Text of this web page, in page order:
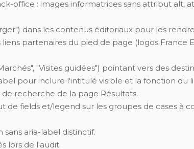
office : images informatrices sans attribut
dans les contenus éditoriaux pour les
partenaires du pied de page (logos France
"Visites guidées") pointant vers des
pour inclure l'intitulé visible et la fonction du
recherche de la page Résultats.
de fields et/legend sur les groupes de cases à
aria-label distinctif.
lors de l'audit.